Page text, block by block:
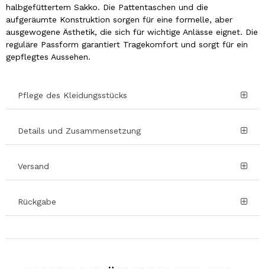
halbgefüttertem Sakko. Die Pattentaschen und die
aufgeräumte Konstruktion sorgen für eine formelle, aber
ausgewogene Ästhetik, die sich für wichtige Anlässe eignet. Die
reguläre Passform garantiert Tragekomfort und sorgt für ein
gepflegtes Aussehen.
Pflege des Kleidungsstücks
Details und Zusammensetzung
Versand
Rückgabe